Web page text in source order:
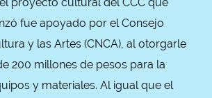
fue apoyado por el Consejo
y las Artes (CNCA), al otorgarle
200 millones de pesos para la
y materiales. Al igual que el